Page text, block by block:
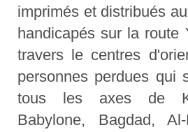
imprimés et distribués
handicapés sur la route
travers le centres
personnes perdues qui
tous les axes de
Babylone, Bagdad,